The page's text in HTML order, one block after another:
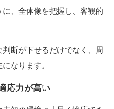
、全体像を把握し、客観的
断が下せるだけでなく、周
なります。
応力が高い